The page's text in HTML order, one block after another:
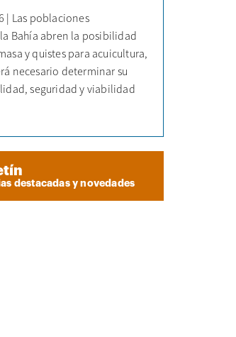
| Las poblaciones
Bahía abren la posibilidad
y quistes para acuicultura,
necesario determinar su
seguridad y viabilidad
destacadas y novedades